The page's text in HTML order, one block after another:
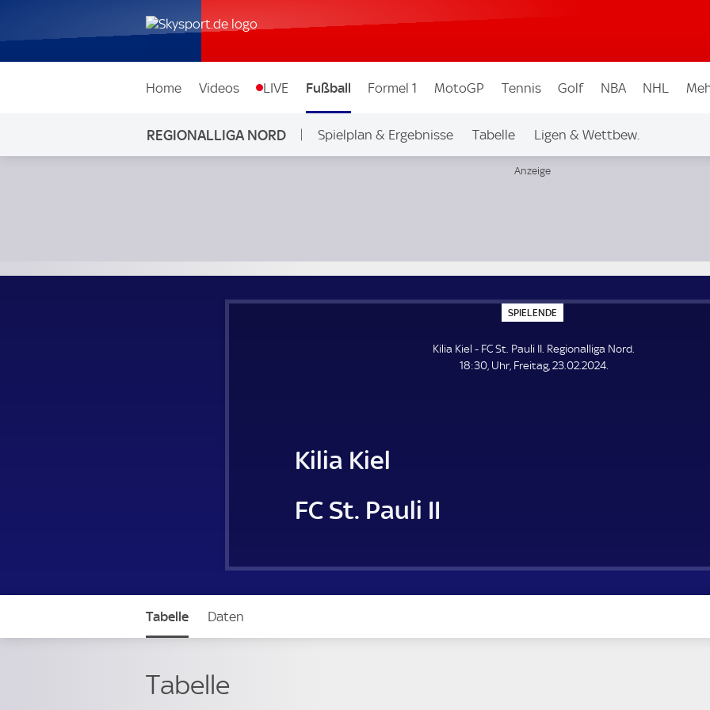
Home Videos LIVE Fußball Formel 1 MotoGP Tennis Golf NBA NHL
REGIONALLIGA NORD Spielplan & Ergebnisse Tabelle Ligen & Wettbew.
SPIELENDE
P
E
L
E
Kilia Kiel - FC St. Pauli II. Regionalliga Nord.
18:30, Uhr, Freitag, 23.02.2024.
Kilia Kiel
FC St. Pauli II
Tabelle Daten
Tabelle